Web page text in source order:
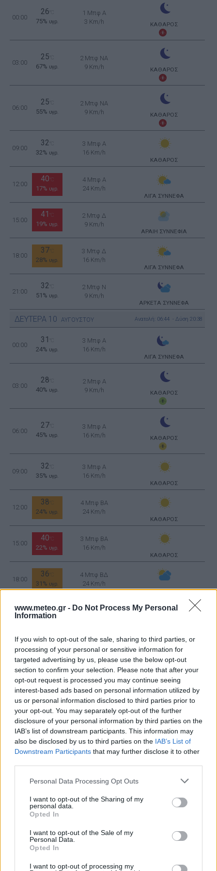
www.meteo.gr - Do Not Process My Personal
Information
If you wish to opt-out of the sale, sharing to third parties, or
processing of your personal or sensitive information for
targeted advertising by us, please use the below opt-out
section to confirm your selection. Please note that after your
opt-out request is processed you may continue seeing
interest-based ads based on personal information utilized by
us or personal information disclosed to third parties prior to
your opt-out. You may separately opt-out of the further
disclosure of your personal information by third parties on the
IAB’s list of downstream participants. This information may
also be disclosed by us to third parties on the IAB’s List of
Downstream Participants that may further disclose it to other
Personal Data Processing Opt Outs
I want to opt-out of the Sharing of my
personal data.
Opted In
I want to opt-out of the Sale of my
Personal Data.
Opted In
I want to opt-out of processing my
00:00
26
75% υγρ.
1 Μπφ Α
3 Km/h
ΚΑΘΑΡΟΣ
03:00
25
67% υγρ.
2 Μπφ NA
9 Km/h
ΚΑΘΑΡΟΣ
06:00
25
55% υγρ.
2 Μπφ NA
9 Km/h
ΚΑΘΑΡΟΣ
09:00
32
32% υγρ.
3 Μπφ Α
16 Km/h
ΚΑΘΑΡΟΣ
12:00
40 °C
17% υγρ.
4 Μπφ Α
24 Km/h
ΛΙΓΑ ΣΥΝΝΕΦΑ
15:00
41 °C
19% υγρ.
2 Μπφ Δ
9 Km/h
ΑΡΑΙΗ ΣΥΝΝΕΦΙΑ
18:00
37
28% υγρ.
3 Μπφ Δ
16 Km/h
ΛΙΓΑ ΣΥΝΝΕΦΑ
21:00
32
51% υγρ.
2 Μπφ N
9 Km/h
ΑΡΚΕΤΑ ΣΥΝΝΕΦΑ
ΔΕΥΤΕΡΑ 10 ΑΥΓΟΥΣΤΟΥ Ανατολή: 06:44 - Δύση 20:38
00:00
31
24% υγρ.
3 Μπφ Α
16 Km/h
ΛΙΓΑ ΣΥΝΝΕΦΑ
03:00
28
40% υγρ.
2 Μπφ Α
9 Km/h
ΚΑΘΑΡΟΣ
06:00
27
45% υγρ.
3 Μπφ Α
16 Km/h
ΚΑΘΑΡΟΣ
09:00
32
35% υγρ.
3 Μπφ Α
16 Km/h
ΚΑΘΑΡΟΣ
12:00
38
24% υγρ.
4 Μπφ BA
24 Km/h
ΚΑΘΑΡΟΣ
15:00
40 °C
22% υγρ.
3 Μπφ BA
16 Km/h
ΚΑΘΑΡΟΣ
18:00
36
31% υγρ.
4 Μπφ ΒΔ
24 Km/h
ΑΡΚΕΤΑ ΣΥΝΝΕΦΑ
32°C
35°C
51% υγρ.
ΑΡΚΕΤΑ ΣΥΝΝΕΦΑ
ΤΡΙΤΗ11 ΑΥΓΟΥΣΤΟΥ Ανατολή: 06:45 - Δύση 20:36
00:00
30°C
33%υγρ.
3 Μπφ Α
16 Km/h
ΚΑΘΑΡΟΣ
03:00
28°C
37%υγρ.
3 Μπφ Α
16 Km/h
ΚΑΘΑΡΟΣ
26°C
3 Μπφ Α
32°C
25%υγρ.
38°C
12%